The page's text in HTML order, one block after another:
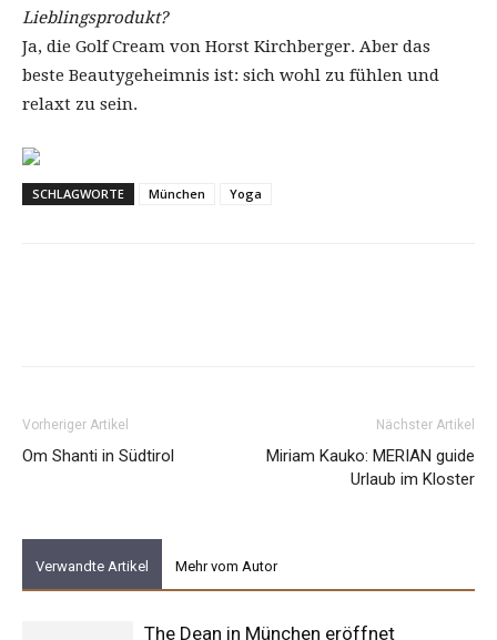
Lieblingsprodukt?
Ja, die Golf Cream von Horst Kirchberger. Aber das
beste Beautygeheimnis ist: sich wohl zu fühlen und
relaxt zu sein.
SCHLAGWORTE München Yoga
Vorheriger Artikel
Om Shanti in Südtirol
Nächster Artikel
Miriam Kauko: MERIAN guide
Urlaub im Kloster
Verwandte Artikel Mehr vom Autor
The Dean in München eröffnet